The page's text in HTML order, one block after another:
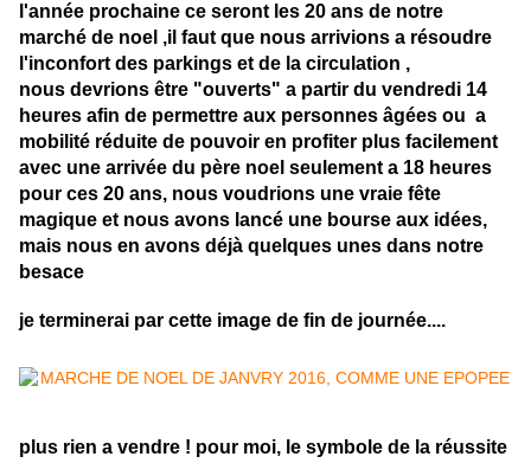
l'année prochaine ce seront les 20 ans de notre
marché de noel ,il faut que nous arrivions a résoudre
l'inconfort des parkings et de la circulation ,
nous devrions être "ouverts" a partir du vendredi 14
heures afin de permettre aux personnes âgées ou a
mobilité réduite de pouvoir en profiter plus facilement
avec une arrivée du père noel seulement a 18 heures
pour ces 20 ans, nous voudrions une vraie fête
magique et nous avons lancé une bourse aux idées,
mais nous en avons déjà quelques unes dans notre
besace
je terminerai par cette image de fin de journée....
plus rien a vendre ! pour moi, le symbole de la réussite